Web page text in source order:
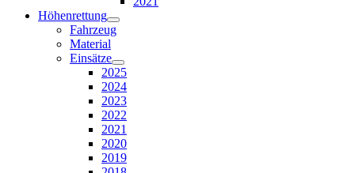
Höhenrettung
Fahrzeug
Material
Einsätze
2025
2024
2023
2022
2021
2020
2019